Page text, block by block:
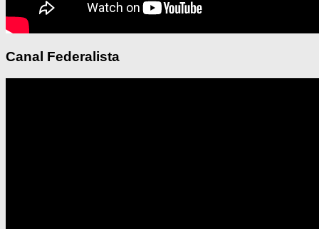
Canal Federalista